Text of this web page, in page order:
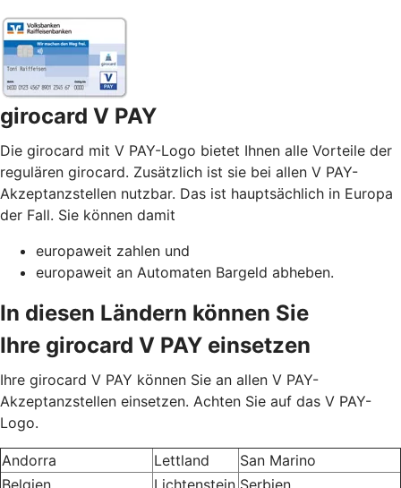
girocard V PAY
Die girocard mit V PAY-Logo bietet Ihnen alle Vorteile der
regulären girocard. Zusätzlich ist sie bei allen V PAY-
Akzeptanzstellen nutzbar. Das ist hauptsächlich in Europa
der Fall. Sie können damit
europaweit zahlen und
europaweit an Automaten Bargeld abheben.
In diesen Ländern können Sie
Ihre girocard V PAY einsetzen
Ihre girocard V PAY können Sie an allen V PAY-
Akzeptanzstellen einsetzen. Achten Sie auf das V PAY-
Logo.
Andorra Lettland
San Marino
Belgien
Lichtenstein Serbien